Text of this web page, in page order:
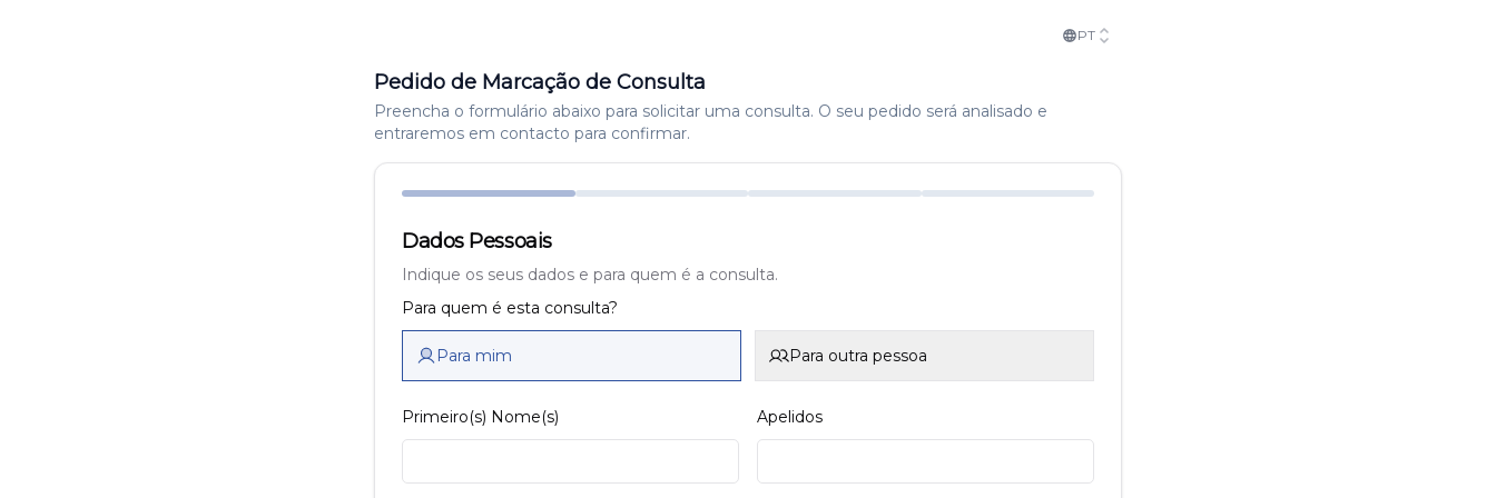
PT
Pedido de Marcação de Consulta
Preencha o formulário abaixo para solicitar uma consulta. O seu pedido será analisado e
entraremos em contacto para confirmar.
Dados Pessoais
Indique os seus dados e para quem é a consulta.
Para quem é esta consulta?
Para mim Para outra pessoa
Primeiro(s) Nome(s) Apelidos